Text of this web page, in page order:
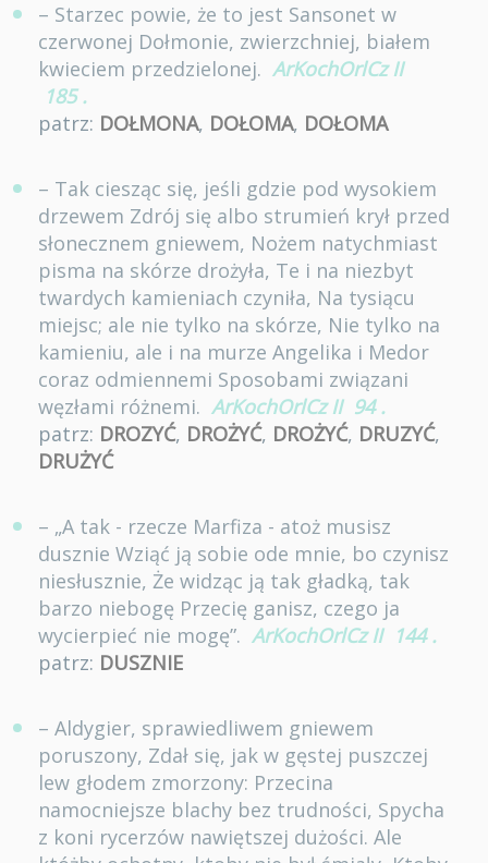
– Starzec powie, że to jest Sansonet w
czerwonej Dołmonie, zwierzchniej, białem
kwieciem przedzielonej. ArKochOrlCz II
185 .
patrz: DOŁMONA, DOŁOMA, DOŁOMA
– Tak ciesząc się, jeśli gdzie pod wysokiem
drzewem Zdrój się albo strumień krył przed
słonecznem gniewem, Nożem natychmiast
pisma na skórze drożyła, Te i na niezbyt
twardych kamieniach czyniła, Na tysiącu
miejsc; ale nie tylko na skórze, Nie tylko na
kamieniu, ale i na murze Angelika i Medor
coraz odmiennemi Sposobami związani
węzłami różnemi. ArKochOrlCz II 94 .
patrz: DROZYĆ, DROŻYĆ, DROŻYĆ, DRUZYĆ,
DRUŻYĆ
– „A tak - rzecze Marfiza - atoż musisz
dusznie Wziąć ją sobie ode mnie, bo czynisz
niesłusznie, Że widząc ją tak gładką, tak
barzo niebogę Przecię ganisz, czego ja
wycierpieć nie mogę”. ArKochOrlCz II 144 .
patrz: DUSZNIE
– Aldygier, sprawiedliwem gniewem
poruszony, Zdał się, jak w gęstej puszczej
lew głodem zmorzony: Przecina
namocniejsze blachy bez trudności, Spycha
z koni rycerzów nawiętszej dużości. Ale